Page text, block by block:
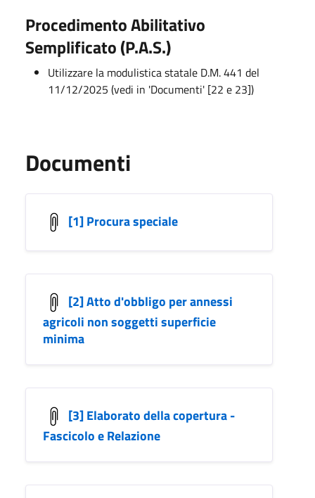
Procedimento Abilitativo
Semplificato (P.A.S.)
Utilizzare la modulistica statale D.M. 441 del
11/12/2025 (vedi in 'Documenti' [22 e 23])
Documenti
[1] Procura speciale
[2] Atto d'obbligo per annessi
agricoli non soggetti superficie
minima
[3] Elaborato della copertura -
Fascicolo e Relazione